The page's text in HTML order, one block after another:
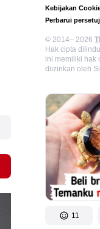
Kebijakan
Perbarui
© 2014– 2026
Hak cipta
ini memiliki hak
diizinkan oleh
11